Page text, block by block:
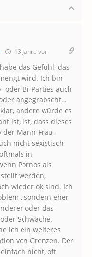
13 Jahre vor
das Gefühl, das
wird. Ich bin
oder Bi-Parties auch
angegrabscht…
andere würde es
ist, ist, dass dieses
der Mann-Frau-
nicht sexistisch
in
Pornos als
werden,
wieder ok sind. Ich
, sondern eher
oder das
Schwäche.
ich ein weiteres
von Grenzen. Der
einfach nicht, oft